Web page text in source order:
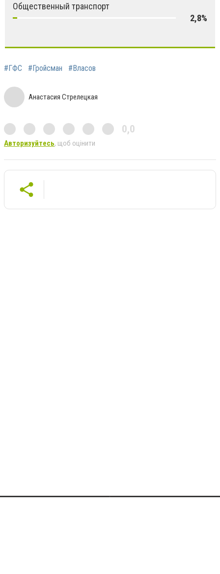
Общественный транспорт
2,8%
#ГФС #Гройсман #Власов
Анастасия Стрелецкая
0,0
Авторизуйтесь, щоб оцінити